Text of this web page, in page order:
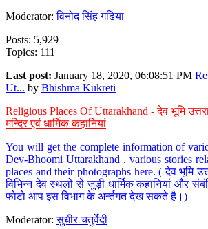
Moderator:विनोद सिंह गढ़िया
Posts: 5,929
Topics: 111
Last post: January 18, 2020, 06:08:51 PM
Ut... by Bhishma Kukreti
Religious Places Of Uttarakhand - देव भूमि
मन्दिर एवं धार्मिक कहानियां
You will get the complete information of
Dev-Bhoomi Uttarakhand , various stories
places and their photographs here. ( देव भूमि
विभिन्न देव स्थलों से जुड़ी धार्मिक कहानियां और
फोटो आप इस विभाग के अर्न्तगत देख सकते है।)
Moderator:सुधीर चतुर्वेदी